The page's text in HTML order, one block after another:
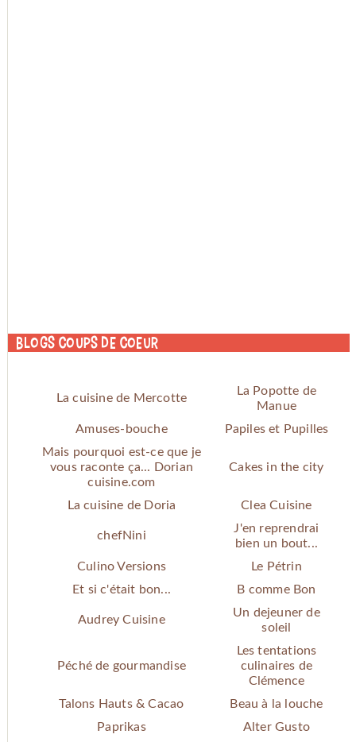
Blogs coups de coeur
La cuisine de Mercotte
La Popotte de
Manue
Amuses-bouche
Papiles et Pupilles
Mais pourquoi est-ce que je
vous raconte ça... Dorian
cuisine.com
Cakes in the city
La cuisine de Doria Clea Cuisine
chefNini
J'en reprendrai
bien un bout...
Culino Versions
Le Pétrin
Et si c'était bon...
B comme Bon
Audrey Cuisine
Un dejeuner de
soleil
Péché de gourmandise
Les tentations
culinaires de
Clémence
Talons Hauts & Cacao
Beau à la louche
Paprikas
Alter Gusto